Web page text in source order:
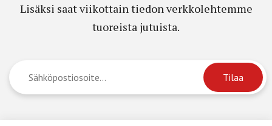
Lisäksi saat viikottain tiedon verkkolehtemme
tuoreista jutuista.